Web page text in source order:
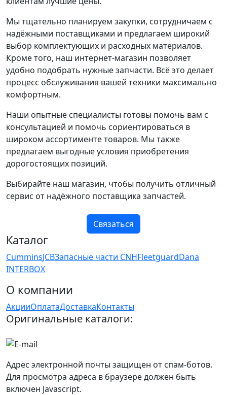
Мы тщательно планируем закупки, сотрудничаем с
надёжными поставщиками и предлагаем широкий
выбор комплектующих и расходных материалов.
Кроме того, наш интернет-магазин позволяет
удобно подобрать нужные запчасти. Всё это делает
процесс обслуживания вашей техники максимально
комфортным.
Наши опытные специалисты готовы помочь вам с
консультацией и помочь сориентироваться в
широком ассортименте товаров. Мы также
предлагаем выгодные условия приобретения
дорогостоящих позиций.
Выбирайте наш магазин, чтобы получить отличный
сервис от надёжного поставщика запчастей.
Связаться
Каталог
CumminsJCBЗапасные части CNHFleetguardDana
INTERBOX
О компании
АкцииОплатаДоставкаКонтакты
Оригинальные каталоги:
Адрес электронной почты защищен от спам-ботов.
Для просмотра адреса в браузере должен быть
включен Javascript.